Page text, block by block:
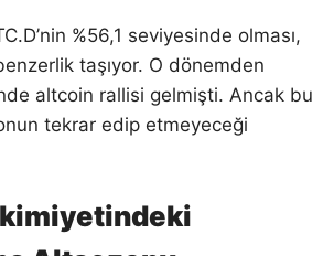
%56,1 seviyesinde olması,
taşıyor. O dönemden
altcoin rallisi gelmişti. Ancak bu
tekrar edip etmeyeceği